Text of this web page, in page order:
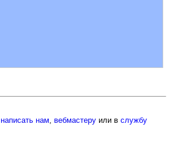
написать нам, вебмастеру или в службу